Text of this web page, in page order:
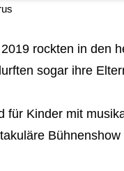
rockten in den
sogar ihre
für Kinder mit